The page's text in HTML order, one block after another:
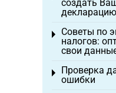
создать
декларацию
Советы по
налогов:
свои
Toggle menu
Проверка
ошибки
Toggle menu